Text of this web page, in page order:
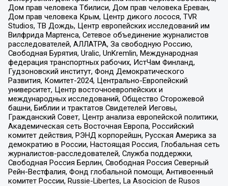
Дом прав человека Тбилиси, Дом прав человека Ереван,
Дом прав человека Крым, Центр дикого лосося, TVR
Studios, ТВ Дождь, Центр европейских исследований им
Вилфрида Мартенса, Сетевое объединение журналистов
расследователей, АЛЛАТРА, За свободную Россию,
Свободная Бурятия, Uralic, UnKremlin, Международная
федерация транспортных рабочих, ИстЧам Финланд,
Гудзоновский институт, Фонд Демократического
Развития, Комитет-2024, Центрально-Европейский
университет, Центр восточноевропейских и
международных исследований, Общество Сторожевой
башни, Библии и трактатов Свидетелей Иеговы,
Гражданский Совет, Центр анализа европейской политики,
Академическая сеть Восточная Европа, Российский
комитет действия, РЭНД корпорейшн, Русская Америка за
демократию в России, Настоящая Россия, Глобальная сеть
журналистов-расследователей, Служба поддержки,
Свободная Россия Берлин, Свободная Россия Северный
Рейн-Вестфалия, Фонд глобальной помощи, Антивоенный
комитет России, Russie-Libertes, La Asocicion de Rusos